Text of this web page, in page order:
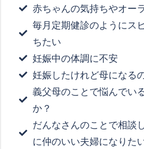
赤ちゃんの気持ちやオー
毎月定期健診のようにス
ちたい
妊娠中の体調に不安
妊娠したけれど母になる
義父母のことで悩んで
か？
だんなさんのことで相
に仲のいい夫婦になりた